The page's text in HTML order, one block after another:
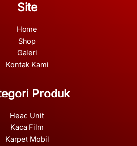
Site
Home
Shop
Galeri
Kontak Kami
Produk
Head Unit
Kaca Film
Karpet Mobil